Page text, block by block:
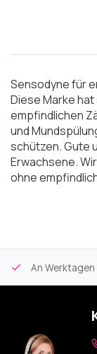
Sensodyne für
Diese Marke
empfindlichen
und
schützen. Gute
Erwachsene.
ohne
An